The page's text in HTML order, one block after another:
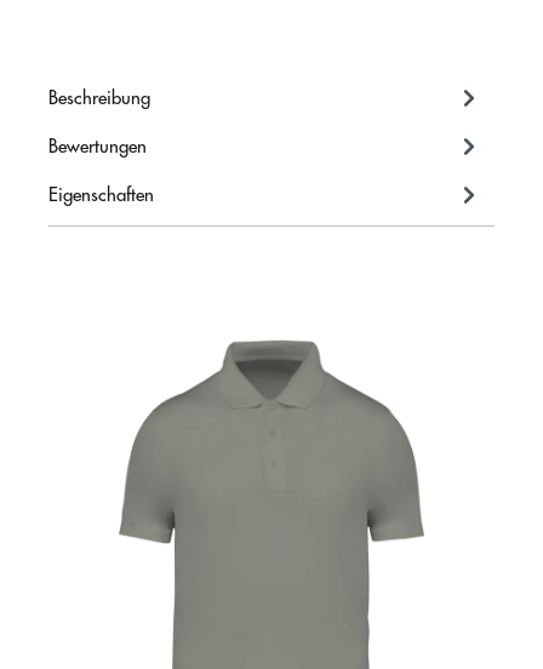
Beschreibung
Bewertungen
Eigenschaften